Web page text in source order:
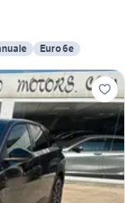
Euro 6e